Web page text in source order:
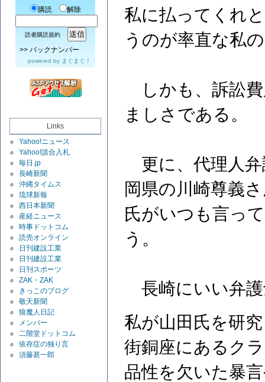
購読
解除
読者購読規約
>> バックナンバー
powered by まぐまぐ！
Links
Yahoo!ニュース
Yahoo!談合入札
毎日.jp
長崎新聞
沖縄タイムス
琉球新報
西日本新聞
産経ニュース
時事ドットコム
読売オンライン
日刊建設工業
日刊建設工業
日刊スポーツ
ZAK・ZAK
きっこのブログ
敬天新聞
狼魔人日記
メンバー
二階堂ドットコム
依存症の独り言
須藤甚一郎
私に払ってくれ
うのが率直な私
しかも、訴訟
ましさである。
更に、代理人弁
岡県の川崎尊義
氏がいつも言っ
う。
長崎にいい弁
私が山田氏を研
街銅座にあるク
品性を欠いた暴